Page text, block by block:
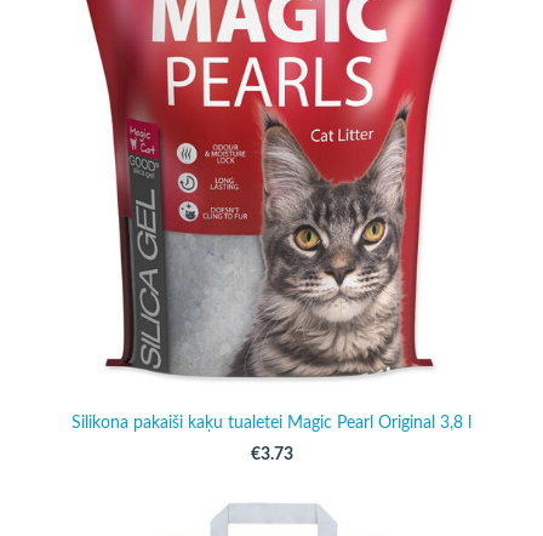
Silikona pakaiši kaķu tualetei Magic Pearl Original 3,8 l
€3.73